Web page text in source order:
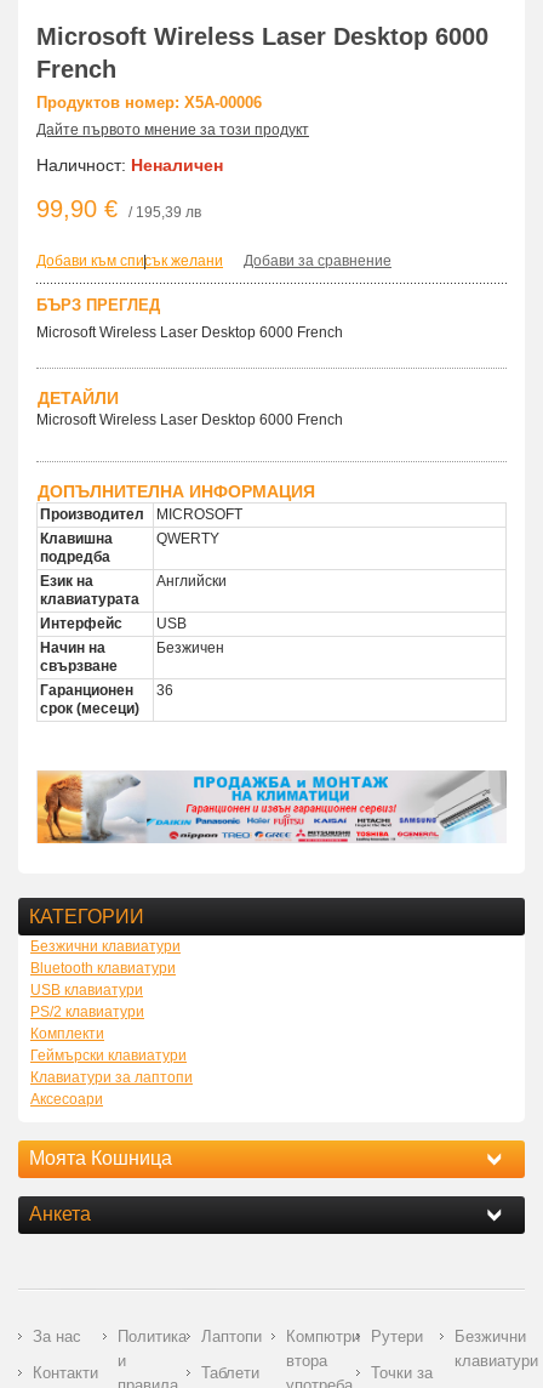
Microsoft Wireless Laser Desktop 6000
French
Продуктов номер: X5A-00006
Дайте първото мнение за този продукт
Наличност: Неналичен
99,90 € / 195,39 лв
Добави към списък желани
| Добави за сравнение
БЪРЗ ПРЕГЛЕД
Microsoft Wireless Laser Desktop 6000 French
ДЕТАЙЛИ
Microsoft Wireless Laser Desktop 6000 French
ДОПЪЛНИТЕЛНА ИНФОРМАЦИЯ
Производител
MICROSOFT
Клавишна
подредба
QWERTY
Език на
клавиатурата
Английски
Интерфейс
USB
Начин на
свързване
Безжичен
Гаранционен
срок (месеци)
36
КАТЕГОРИИ
Безжични клавиатури
Bluetooth клавиатури
USB клавиатури
PS/2 клавиатури
Комплекти
Геймърски клавиатури
Клавиатури за лаптопи
Аксесоари
Моята Кошница
Анкета
За нас
Контакти
Политика
и
Лаптопи
Таблети
Компютри
втора
Рутери
Точки за
Безжични
клавиатури